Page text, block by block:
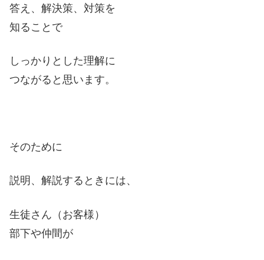
答え、解決策、対策を
知ることで
しっかりとした理解に
つながると思います。
そのために
説明、解説するときには、
生徒さん（お客様）
部下や仲間が